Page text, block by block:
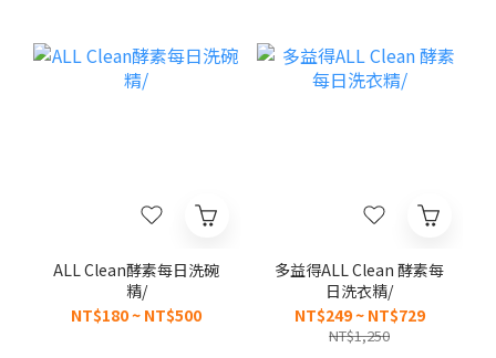
ALL Clean酵素每日洗碗
精/
NT$180 ~ NT$500
多益得ALL Clean 酵素每
日洗衣精/
NT$249 ~ NT$729
NT$1,250